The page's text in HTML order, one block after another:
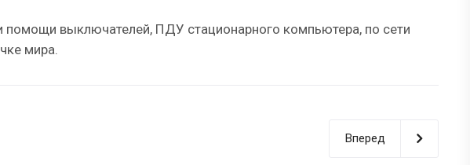
выключателей, ПДУ стационарного компьютера, по сети
мира.
Вперед